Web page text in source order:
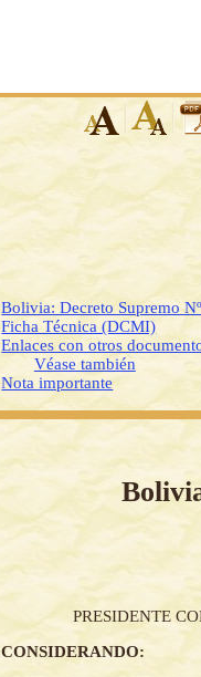
Bolivia: Decreto Supremo
Ficha Técnica (DCMI)
Enlaces con otros
Véase también
Nota importante
PRESIDENTE
CONSIDERANDO: